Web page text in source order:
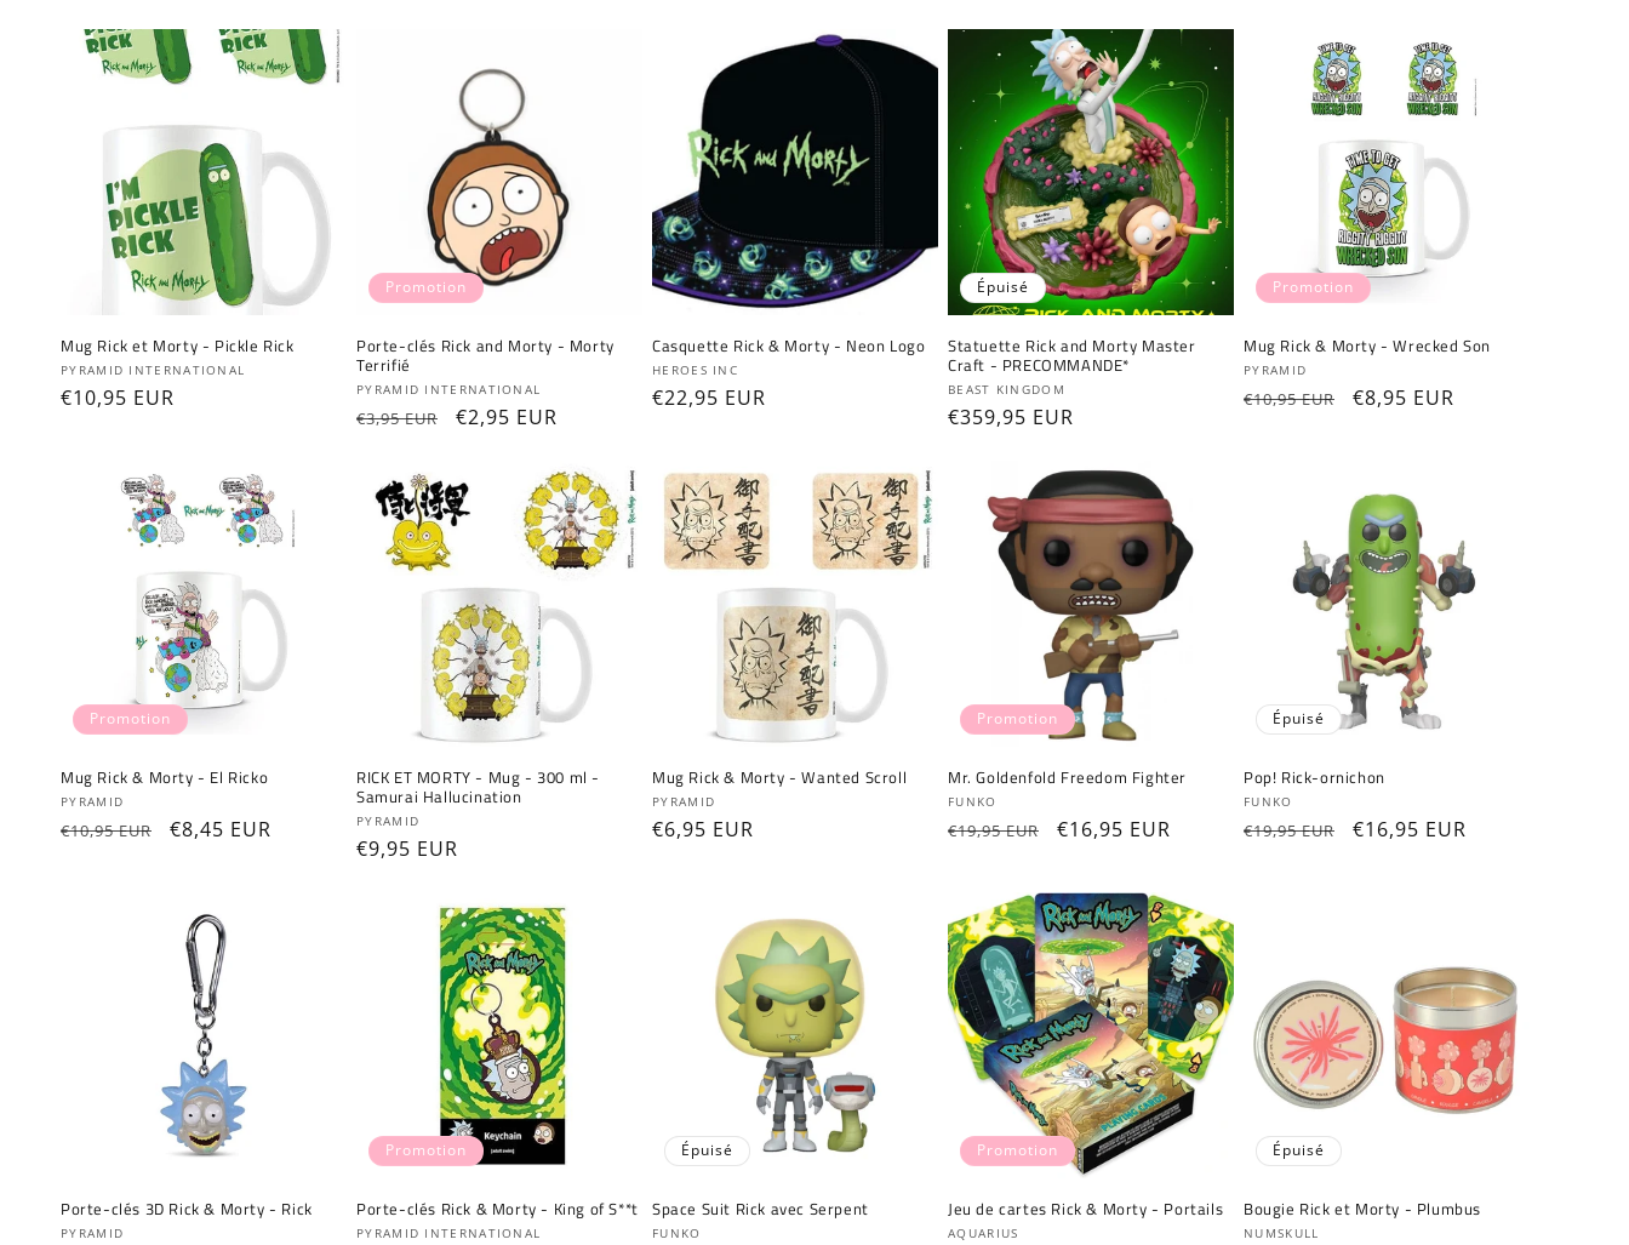
Mug Rick et Morty - Pickle Rick
Fournisseur :
PYRAMID INTERNATIONAL
Prix
€10,95 EUR
Promotion
Porte-clés Rick and Morty - Morty
Terrifié
Fournisseur :
PYRAMID INTERNATIONAL
Prix
€3,95 EUR
Prix
€2,95 EUR
Casquette Rick & Morty - Neon Logo
Fournisseur :
HEROES INC
Prix
€22,95 EUR
Épuisé
Statuette Rick and Morty Master
Craft - PRECOMMANDE*
Fournisseur :
BEAST KINGDOM
Prix
€359,95 EUR
Promotion
Mug Rick & Morty - Wrecked Son
Fournisseur :
PYRAMID
Prix
€10,95 EUR
Prix
€8,95 EUR
Promotion
Mug Rick & Morty - El Ricko
Fournisseur :
PYRAMID
Prix
€10,95 EUR
Prix
€8,45 EUR
RICK ET MORTY - Mug - 300 ml -
Samurai Hallucination
Fournisseur :
PYRAMID
Prix
€9,95 EUR
Mug Rick & Morty - Wanted Scroll
Fournisseur :
PYRAMID
Prix
€6,95 EUR
Promotion
Mr. Goldenfold Freedom Fighter
Fournisseur :
FUNKO
Prix
€19,95 EUR
Prix
€16,95 EUR
Épuisé
Pop! Rick-ornichon
Fournisseur :
FUNKO
Prix
€19,95 EUR
Prix
€16,95 EUR
Porte-clés 3D Rick & Morty - Rick
Fournisseur :
PYRAMID
Promotion
Porte-clés Rick & Morty - King of S**t
Fournisseur :
PYRAMID INTERNATIONAL
Épuisé
Space Suit Rick avec Serpent
Fournisseur :
FUNKO
Promotion
Jeu de cartes Rick & Morty - Portails
Fournisseur :
AQUARIUS
Épuisé
Bougie Rick et Morty - Plumbus
Fournisseur :
NUMSKULL
Connexion requise
Connectez-vous à votre compte pour ajouter des
produits à votre liste de souhaits et afficher vos
articles précédemment enregistrés.
Se connecter